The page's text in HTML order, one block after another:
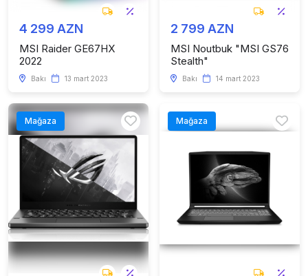
4 299 AZN
MSI Raider GE67HX
2022
Bakı 13 mart 2023
2 799 AZN
MSI Noutbuk "MSI GS76
Stealth"
Bakı 14 mart 2023
Mağaza Mağaza